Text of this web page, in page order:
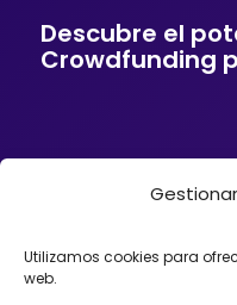
Utilizamos cookies para
web.
Descubre el
Crowdfunding
Si tu empresa o
fundraising,
organizaciones